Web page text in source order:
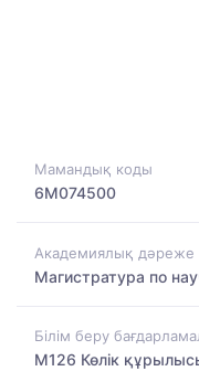
Мамандық коды
6M074500
Академиялық дәреже
Магистратура по
Білім беру
M126 Көлік